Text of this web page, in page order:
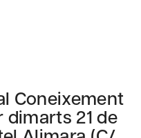
Coneixement
dimarts 21 de